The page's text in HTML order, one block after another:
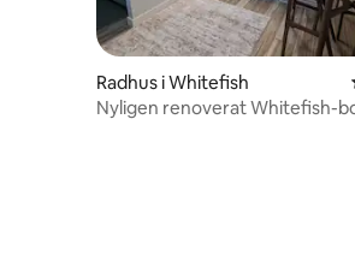
Radhus i Whitefish
Nyligen renoverat Whitefish-